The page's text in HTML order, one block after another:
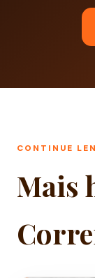
CONTINUE
Mais